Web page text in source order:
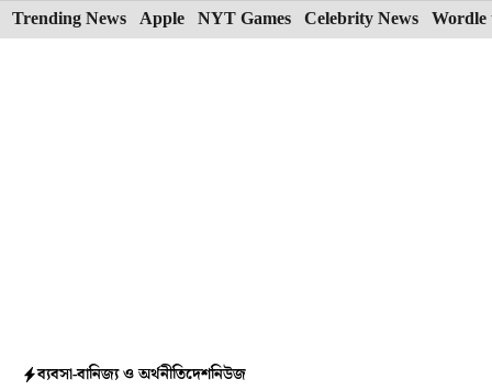
Skip
to
Trending News Apple NYT Games Celebrity News Wordle
ব্যবসা-বানিজ্য ও অর্থনীতিদেশনিউজ